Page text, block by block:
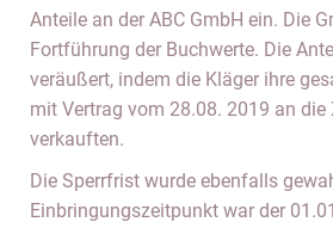
Anteile an der ABC GmbH ein. Die
Fortführung der Buchwerte. Die
veräußert, indem die Kläger ihre
mit Vertrag vom 28.08. 2019 an die
verkauften.
Die Sperrfrist wurde ebenfalls
Einbringungszeitpunkt war der